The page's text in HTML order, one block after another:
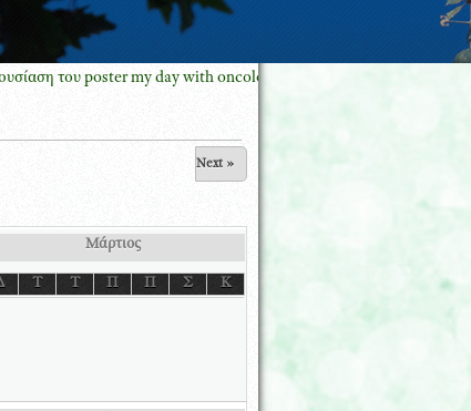
poster my day with oncology pharmacy GREECE με τον Πρόεδρο
Next »
Μάρτιος
Τ Τ Π Π Σ Κ